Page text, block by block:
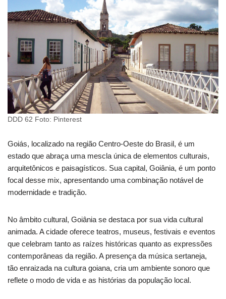
DDD 62 Foto: Pinterest
Goiás, localizado na região Centro-Oeste do Brasil, é um
estado que abraça uma mescla única de elementos culturais,
arquitetônicos e paisagísticos. Sua capital, Goiânia, é um ponto
focal desse mix, apresentando uma combinação notável de
modernidade e tradição.
No âmbito cultural, Goiânia se destaca por sua vida cultural
animada. A cidade oferece teatros, museus, festivais e eventos
que celebram tanto as raízes históricas quanto as expressões
contemporâneas da região. A presença da música sertaneja,
tão enraizada na cultura goiana, cria um ambiente sonoro que
reflete o modo de vida e as histórias da população local.